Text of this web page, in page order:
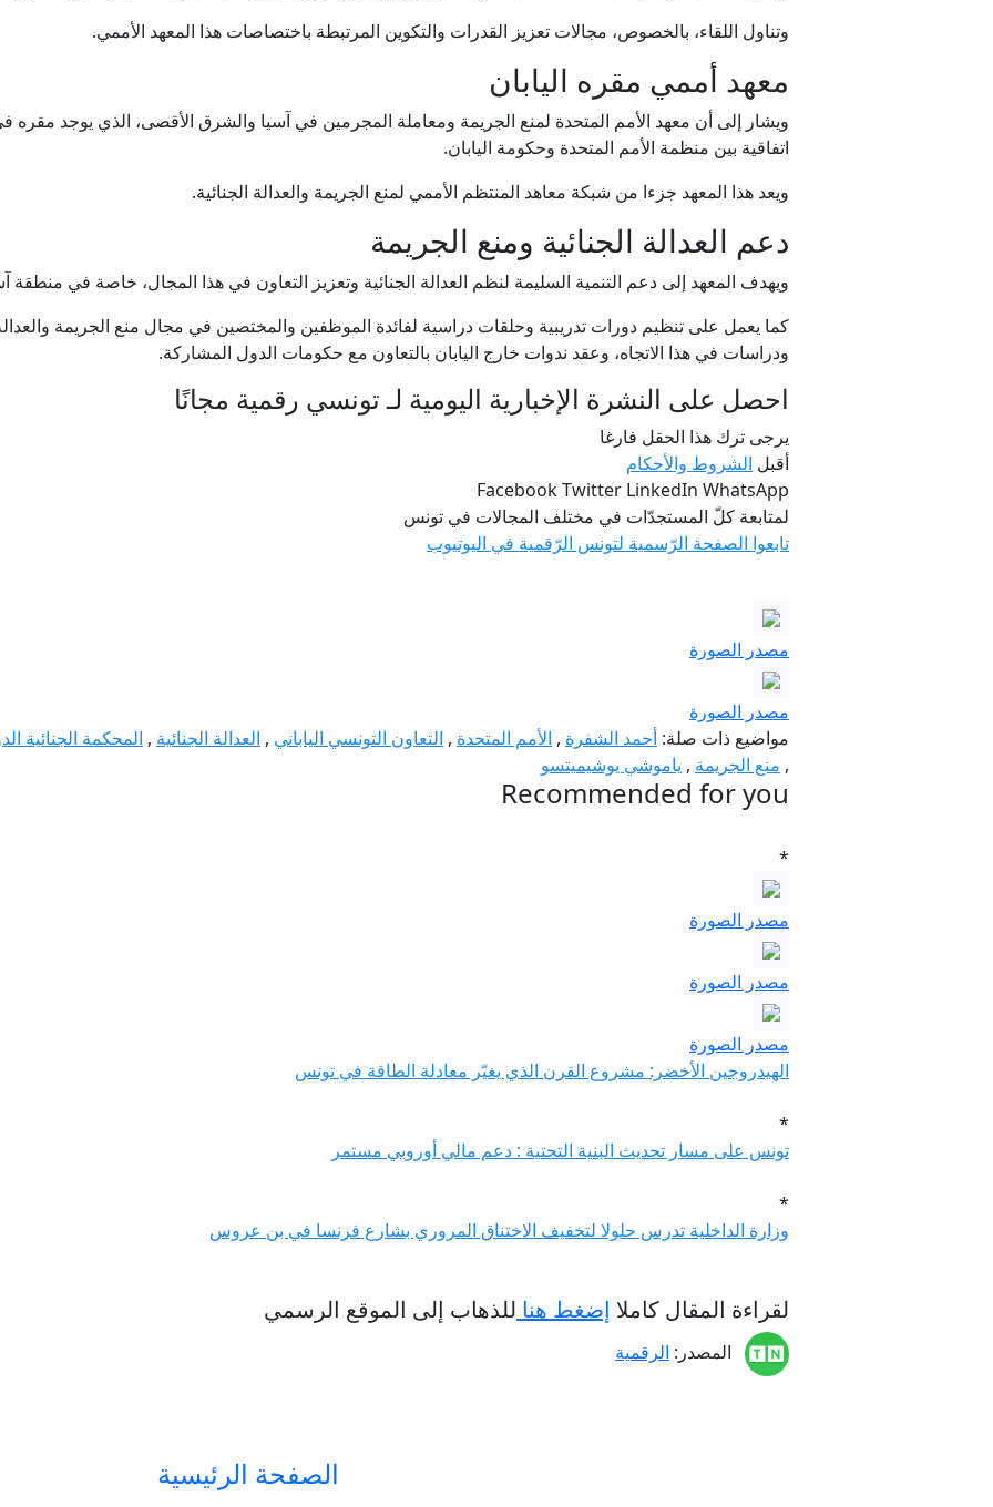
سليانة: السيطرة على حريق جبل المرقب بنسبة تفوق 98 %
إيران تعرض "حطام طائرات أمريكية وإسرائيلية" أسقطتها
وتناول اللقاء، بالخصوص، مجالات تعزيز القدرات والتكوين المرتبطة باختصاصات هذا المعهد الأممي.
معهد أممي مقره اليابان
اتفاقية بين منظمة الأمم المتحدة وحكومة اليابان.
ويعد هذا المعهد جزءا من شبكة معاهد المنتظم الأممي لمنع الجريمة والعدالة الجنائية.
دعم العدالة الجنائية ومنع الجريمة
ويهدف المعهد إلى دعم التنمية السليمة لنظم العدالة الجنائية وتعزيز التعاون في هذا المجال، خاصة في منطقة
كما يعمل على تنظيم دورات تدريبية وحلقات دراسية لفائدة الموظفين والمختصين في مجال منع الجريمة
ودراسات في هذا الاتجاه، وعقد ندوات خارج اليابان بالتعاون مع حكومات الدول المشاركة.
احصل على النشرة الإخبارية اليومية لـ تونسي رقمية مجانًا
يرجى ترك هذا الحقل فارغا
أقبل الشروط والأحكام
Facebook Twitter LinkedIn WhatsApp
لمتابعة كلّ المستجدّات في مختلف المجالات في تونس
تابعوا الصفحة الرّسمية لتونس الرّقمية في اليوتيوب
مصدر الصورة
مصدر الصورة
مواضيع ذات صلة: أحمد الشفرة , الأمم المتحدة , التعاون التونسي الياباني , العدالة الجنائية , المحكمة الجنائية
, منع الجريمة , ياموشي يوشيميتسو
Recommended for you
*
مصدر الصورة
مصدر الصورة
مصدر الصورة
الهيدروجين الأخضر: مشروع القرن الذي يغيّر معادلة الطاقة في تونس
*
تونس على مسار تحديث البنية التحتية : دعم مالي أوروبي مستمر
*
وزارة الداخلية تدرس حلولا لتخفيف الاختناق المروري بشارع فرنسا في بن عروس
لقراءة المقال كاملا إضغط هنا للذهاب إلى الموقع الرسمي
المصدر: الرقمية
الصفحة الرئيسية